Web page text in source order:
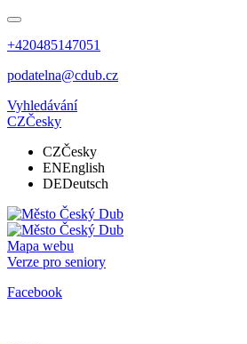
+420485147051
podatelna@cdub.cz
Vyhledávání
CZČesky
CZČesky
ENEnglish
DEDeutsch
Mapa webu
Verze pro seniory
Facebook